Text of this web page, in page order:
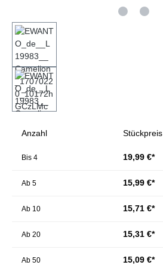
Anzahl Stückpreis
Bis 4 19,99 €*
Ab 5 15,99 €*
Ab 10 15,71 €*
Ab 20 15,31 €*
Ab 50 15,09 €*